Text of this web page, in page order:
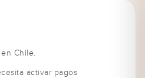
Chile.
activar pagos